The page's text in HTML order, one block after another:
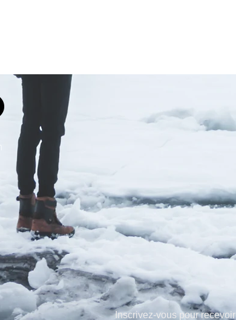
Inscrivez-vous pour recevoir